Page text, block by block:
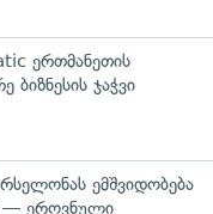
ერთმანეთის
ბიზნესის ჯაჭვი
ემშვიდობება
— ეროვნული